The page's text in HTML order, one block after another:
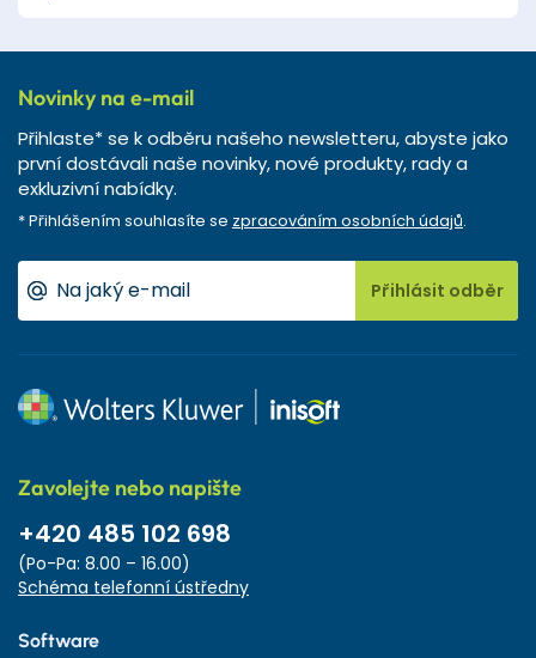
Novinky na e-mail
Přihlaste* se k odběru našeho newsletteru, abyste jako
první dostávali naše novinky, nové produkty, rady a
exkluzivní nabídky.
* Přihlášením souhlasíte se zpracováním osobních údajů.
Přihlásit odběr
Zavolejte nebo napište
+420 485 102 698
(Po-Pa: 8.00 – 16.00)
Schéma telefonní ústředny
Software